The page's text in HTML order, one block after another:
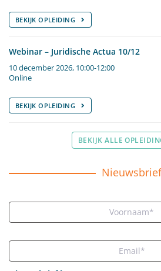
BEKIJK OPLEIDING
Webinar – Juridische Actua 10/12
10 december 2026, 10:00-12:00
Online
BEKIJK OPLEIDING
BEKIJK ALLE
Nieuwsbrief